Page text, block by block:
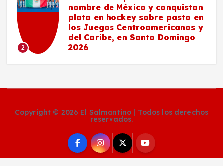
2
nombre de México y conquistan
plata en hockey sobre pasto en
los Juegos Centroamericanos y
del Caribe, en Santo Domingo
2026
Copyright © 2026 El Salmantino | Todos los derechos
reservados.